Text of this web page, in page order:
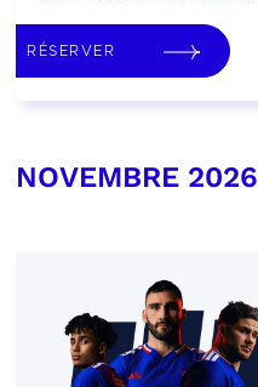
RÉSERVER
NOVEMBRE 2026